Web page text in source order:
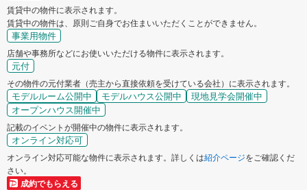
賃貸中の物件に表示されます。
賃貸中の物件は、原則ご自身でお住まいいただくことができません。
事業用物件
店舗や事務所などにお使いいただける物件に表示されます。
元付
その物件の元付業者（売主から直接依頼を受けている会社）に表示されます。
モデルルーム公開中 モデルハウス公開中
現地見学会開催中
オープンハウス開催中
記載のイベントが開催中の物件に表示されます。
オンライン対応可
オンライン対応可能な物件に表示されます。詳しくは紹介ページをご確認くだ
さい。
成約でもらえる